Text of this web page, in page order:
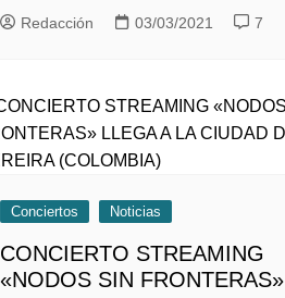
Redacción 03/03/2021 7
Conciertos Noticias
CONCIERTO STREAMING
«NODOS SIN FRONTERAS»